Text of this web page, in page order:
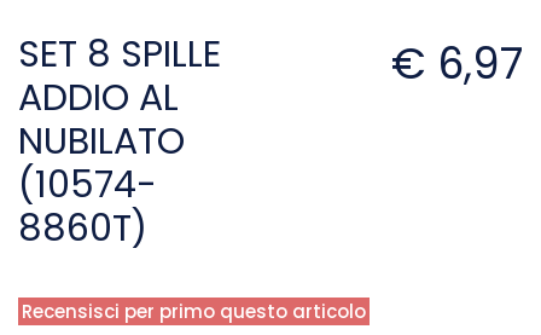
SET 8 SPILLE
ADDIO AL
NUBILATO
(10574-
8860T)
€ 6,97
Recensisci per primo questo articolo